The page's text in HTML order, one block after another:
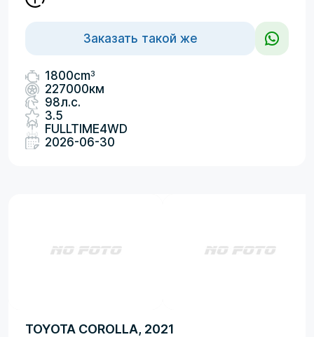
Заказать такой же
1800cm3
227000км
98л.с.
3.5
FULLTIME4WD
2026-06-30
TOYOTA COROLLA, 2021